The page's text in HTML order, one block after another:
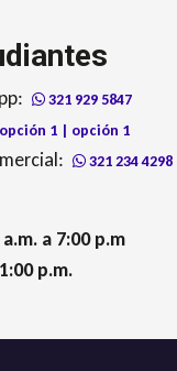
321 929 5847
1 | opción 1
321 234 4298
a 7:00 p.m
p.m.